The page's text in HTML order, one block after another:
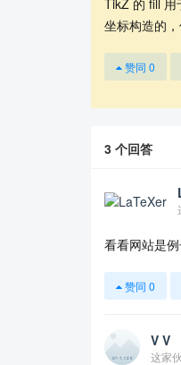
TikZ 的 fill 用
坐标构造的
赞同 0
3 个回答
看看网站是例
赞同 0
V V
这家